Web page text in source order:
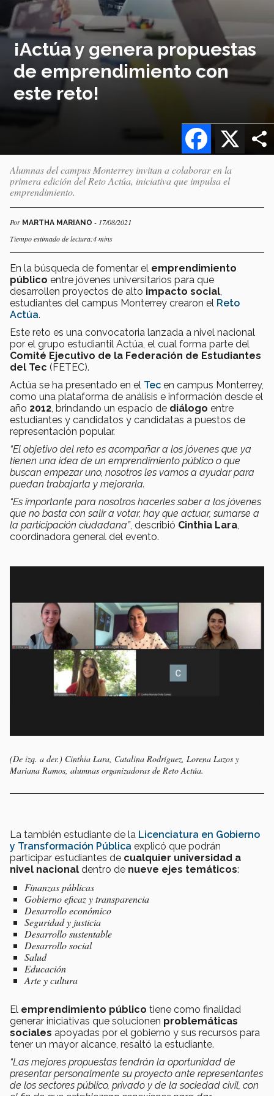
¡Actúa y genera propuestas
de emprendimiento con
este reto!
X
Facebook
Alumnas del campus Monterrey invitan a colaborar en la
primera edición del Reto Actúa, iniciativa que impulsa el
emprendimiento.
Por MARTHA MARIANO - 17/08/2021
Tiempo estimado de lectura:4 mins
En la búsqueda de fomentar el emprendimiento
público entre jóvenes universitarios para que
desarrollen proyectos de alto impacto social
estudiantes del campus Monterrey crearon el Reto
Actúa.
Este reto es una convocatoria lanzada a nivel nacional
por el grupo estudiantil Actúa, el cual forma parte del
Comité Ejecutivo de la Federación de Estudiantes
del Tec (FETEC).
Actúa se ha presentado en el Tec en campus Monterrey,
como una plataforma de análisis e información desde el
año 2012 , brindando un espacio de diálogo entre
estudiantes y candidatos y candidatas a puestos de
representación popular.
“El objetivo del reto es acompañar a los jóvenes que ya
tienen una idea de un emprendimiento público o que
buscan empezar uno, nosotros les vamos a ayudar para
puedan trabajarla y mejorarla.
“Es importante para nosotros hacerles saber a los jóvenes
que no basta con salir a votar, hay que actuar, sumarse a
la participación ciudadana”, describió Cinthia Lara
coordinadora general del evento.
(De izq. a der.) Cinthia Lara, Catalina Rodríguez, Lorena Lazos y
Mariana Ramos, alumnas organizadoras de Reto Actúa.
La también estudiante de la Licenciatura en Gobierno
y Transformación Pública explicó que podrán
participar estudiantes de cualquier universidad a
nivel nacional dentro de nueve ejes temáticos:
Finanzas públicas
Gobierno eficaz y transparencia
Desarrollo económico
Seguridad y justicia
Desarrollo sustentable
Desarrollo social
Salud
Educación
Arte y cultura
El emprendimiento público tiene como finalidad
generar iniciativas que solucionen problemáticas
sociales apoyadas por el gobierno y sus recursos para
tener un mayor alcance, resaltó la estudiante.
“Las mejores propuestas tendrán la oportunidad de
presentar personalmente su proyecto ante representantes
de los sectores público, privado y de la sociedad civil, con